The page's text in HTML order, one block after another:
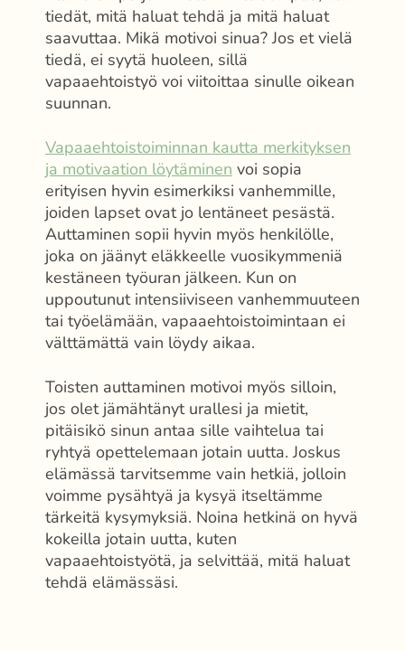
tiedät, mitä haluat tehdä ja mitä haluat
saavuttaa. Mikä motivoi sinua? Jos et vielä
tiedä, ei syytä huoleen, sillä
vapaaehtoistyö voi viitoittaa sinulle oikean
suunnan.
Vapaaehtoistoiminnan kautta merkityksen
ja motivaation löytäminen voi sopia
erityisen hyvin esimerkiksi vanhemmille,
joiden lapset ovat jo lentäneet pesästä.
Auttaminen sopii hyvin myös henkilölle,
joka on jäänyt eläkkeelle vuosikymmeniä
kestäneen työuran jälkeen. Kun on
uppoutunut intensiiviseen vanhemmuuteen
tai työelämään, vapaaehtoistoimintaan ei
välttämättä vain löydy aikaa.
Toisten auttaminen motivoi myös silloin,
jos olet jämähtänyt urallesi ja mietit,
pitäisikö sinun antaa sille vaihtelua tai
ryhtyä opettelemaan jotain uutta. Joskus
elämässä tarvitsemme vain hetkiä, jolloin
voimme pysähtyä ja kysyä itseltämme
tärkeitä kysymyksiä. Noina hetkinä on hyvä
kokeilla jotain uutta, kuten
vapaaehtoistyötä, ja selvittää, mitä haluat
tehdä elämässäsi.